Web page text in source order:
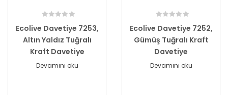
Ecolive Davetiye 7253,
Altın Yaldız Tuğralı
Kraft Davetiye
Devamını oku
Ecolive Davetiye 7252,
Gümüş Tuğralı Kraft
Davetiye
Devamını oku